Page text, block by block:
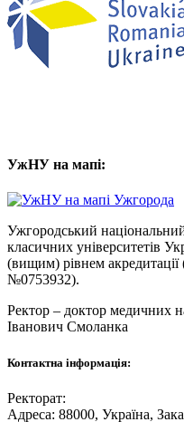
УжНУ на мапі:
Ужгородський
класичних університетів
(вищим) рівнем акредитації
№0753932).
Ректор – доктор медичних
Іванович Смоланка
Контактна інформація:
Ректорат:
Адреса: 88000, Україна,